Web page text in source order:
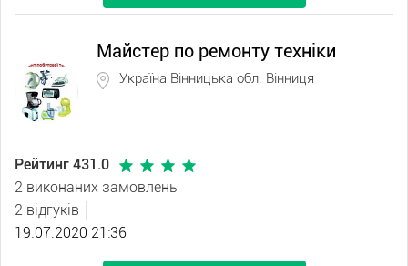
Майстер по ремонту техніки
Україна Вінницька обл. Вінниця
Рейтинг 431.0
2 виконаних замовлень
2 відгуків
19.07.2020 21:36